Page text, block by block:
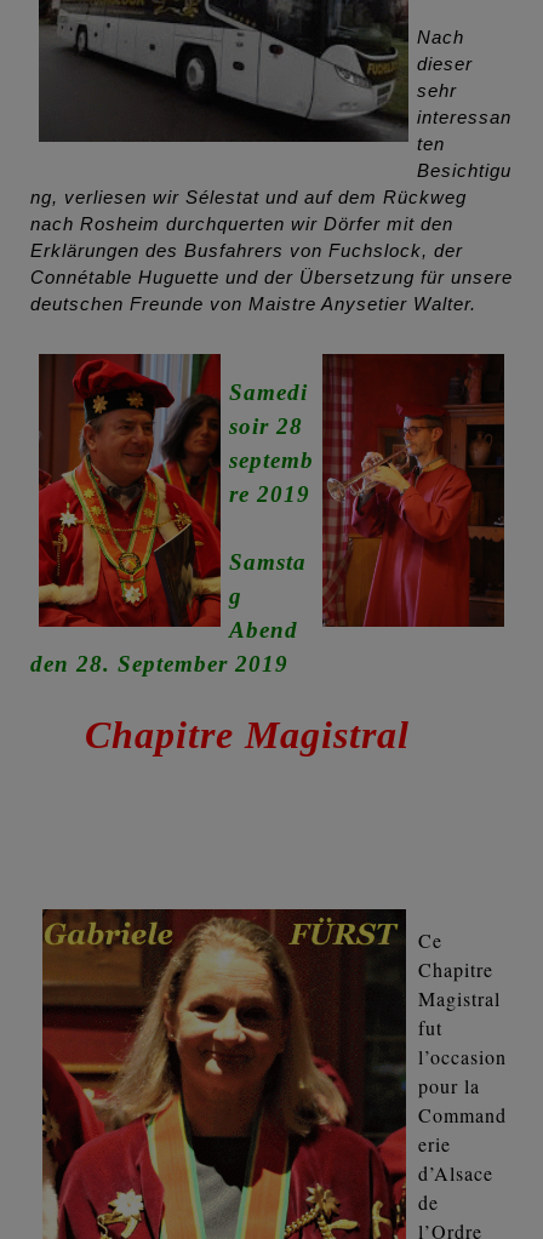
Nach
dieser
sehr
interessan
ten
Besichtigu
ng, verliesen wir Sélestat und auf dem Rückweg
nach Rosheim durchquerten wir Dörfer mit den
Erklärungen des Busfahrers von Fuchslock, der
Connétable Huguette und der Übersetzung für unsere
deutschen Freunde von Maistre Anysetier Walter.
Samedi
soir 28
septemb
re 2019
Samsta
g
Abend
den 28. September 2019
Chapitre Magistral
Ce
Chapitre
Magistral
fut
l’occasion
pour la
Command
erie
d’Alsace
de
l’Ordre